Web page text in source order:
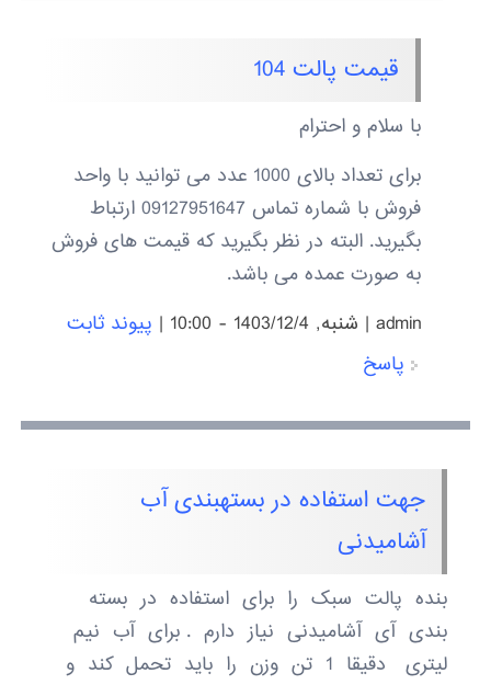
قیمت پالت 104
با سلام و احترام
برای تعداد بالای 1000 عدد می توانید با واحد
فروش با شماره تماس 09127951647 ارتباط
بگیرید. البته در نظر بگیرید که قیمت های فروش
به صورت عمده می باشد.
admin
| شنبه, 1403/12/4 - 10:00 | پیوند ثابت
پاسخ
جهت استفاده در بستهبندی آب
آشامیدنی
بنده پالت سبک را برای استفاده در بسته
بندی آی آشامیدنی نیاز دارم . برای آب نیم
لیتری دقیقا 1 تن وزن را باید تحمل کند و